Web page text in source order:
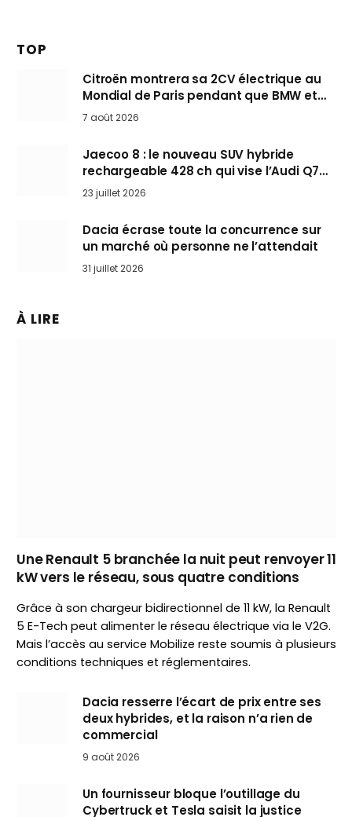
TOP
Citroën montrera sa 2CV électrique au
Mondial de Paris pendant que BMW et
Mini désertent le salon
7 août 2026
Jaecoo 8 : le nouveau SUV hybride
rechargeable 428 ch qui vise l’Audi Q7
arrive en Europe cet automne
23 juillet 2026
Dacia écrase toute la concurrence sur
un marché où personne ne l’attendait
31 juillet 2026
À LIRE
Une Renault 5 branchée la nuit peut renvoyer 11
kW vers le réseau, sous quatre conditions
Grâce à son chargeur bidirectionnel de 11 kW, la Renault
5 E-Tech peut alimenter le réseau électrique via le V2G.
Mais l’accès au service Mobilize reste soumis à plusieurs
conditions techniques et réglementaires.
Dacia resserre l’écart de prix entre ses
deux hybrides, et la raison n’a rien de
commercial
9 août 2026
Un fournisseur bloque l’outillage du
Cybertruck et Tesla saisit la justice